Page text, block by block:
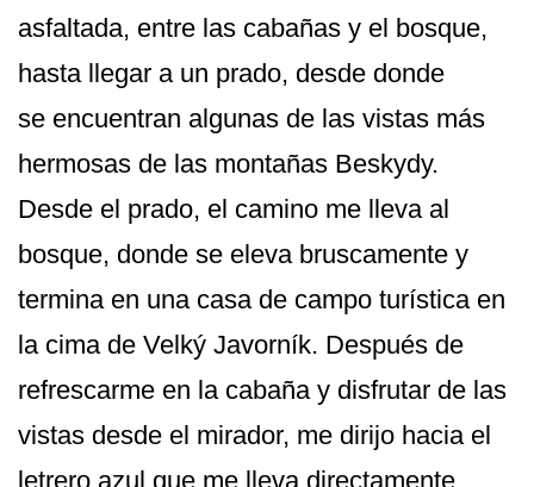
asfaltada, entre las cabañas y el bosque,
hasta llegar a un prado, desde donde
se encuentran algunas de las vistas más
hermosas de las montañas Beskydy.
Desde el prado, el camino me lleva al
bosque, donde se eleva bruscamente y
termina en una casa de campo turística en
la cima de Velký Javorník. Después de
refrescarme en la cabaña y disfrutar de las
vistas desde el mirador, me dirijo hacia el
letrero azul que me lleva directamente